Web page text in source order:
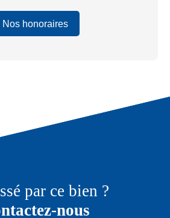
Nos honoraires
par ce bien ?
nous